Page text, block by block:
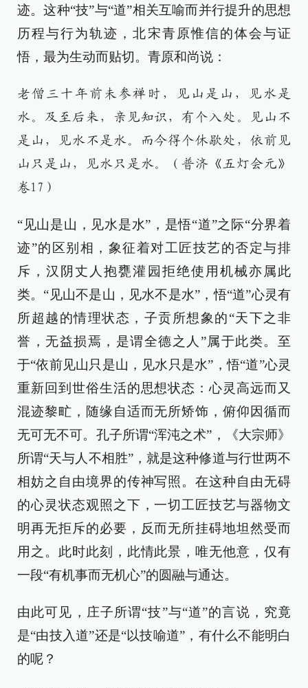
迹。这种“技”与“道”相关互喻而并行提升的思想
历程与行为轨迹，北宋青原惟信的体会与证
悟，最为生动而贴切。青原和尚说：
老僧三十年前未参禅时，见山是山，见水是
水。及至后来，亲见知识，有个入处。见山不
是山，见水不是水。而今得个休歇处，依前见
山只是山，见水只是水。（普济《五灯会元》
卷17）
“见山是山，见水是水”，是悟“道”之际“分界着
迹”的区别相，象征着对工匠技艺的否定与排
斥，汉阴丈人抱甕灌园拒绝使用机械亦属此
类。“见山不是山，见水不是水”，悟“道”心灵有
所超越的情理状态，子贡所想象的“天下之非
誉，无益损焉，是谓全德之人”属于此类。至
于“依前见山只是山，见水只是水”，悟“道”心灵
重新回到世俗生活的思想状态：心灵高远而又
混迹黎甿，随缘自适而无所矫饰，俯仰因循而
无可无不可。孔子所谓“浑沌之术”，《大宗师》
所谓“天与人不相胜”，就是这种修道与行世两不
相妨之自由境界的传神写照。在这种自由无碍
的心灵状态观照之下，一切工匠技艺与器物文
明再无拒斥的必要，反而无所挂碍地坦然受而
用之。此时此刻，此情此景，唯无他意，仅有
一段“有机事而无机心”的圆融与通达。
由此可见，庄子所谓“技”与“道”的言说，究竟
是“由技入道”还是“以技喻道”，有什么不能明白
的呢？